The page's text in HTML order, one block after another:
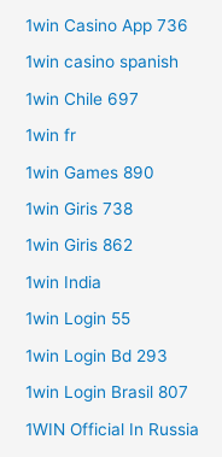
1win Casino App 736
1win casino spanish
1win Chile 697
1win fr
1win Games 890
1win Giris 738
1win Giris 862
1win India
1win Login 55
1win Login Bd 293
1win Login Brasil 807
1WIN Official In Russia